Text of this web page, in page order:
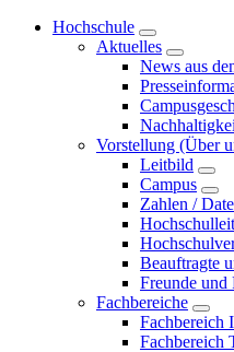
Hochschule
Aktuelles
News aus
Vorstellung (Über
Leitbild
Campus
Zahlen /
Beauftragte
Freunde und
Fachbereiche
Fachbereich
Fachbereich